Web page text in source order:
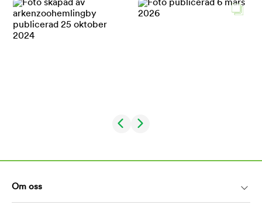
Om oss